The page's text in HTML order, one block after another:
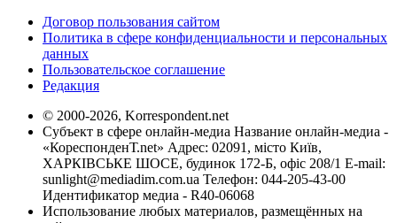
Договор пользования сайтом
Политика в сфере конфиденциальности и персональных
данных
Пользовательское соглашение
Редакция
© 2000-2026, Korrespondent.net
Субъект в сфере онлайн-медиа Название онлайн-медиа -
«КореспонденТ.net» Адрес: 02091, місто Київ,
ХАРКІВСЬКЕ ШОСЕ, будинок 172-Б, офіс 208/1 E-mail:
sunlight@mediadim.com.ua Телефон: 044-205-43-00
Идентификатор медиа - R40-06068
Использование любых материалов, размещённых на